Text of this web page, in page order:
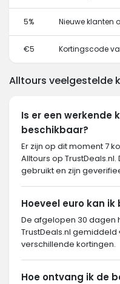
5% Nieuwe klanten
€5 Kortingscode
Alltours veelgestelde
Is er een werkende
beschikbaar?
Er zijn op dit moment 7
Alltours op TrustDeals.nl.
gebruikt en zijn
Hoeveel euro kan
De afgelopen 30 dagen
TrustDeals.nl
verschillende kortingen.
Hoe ontvang ik de